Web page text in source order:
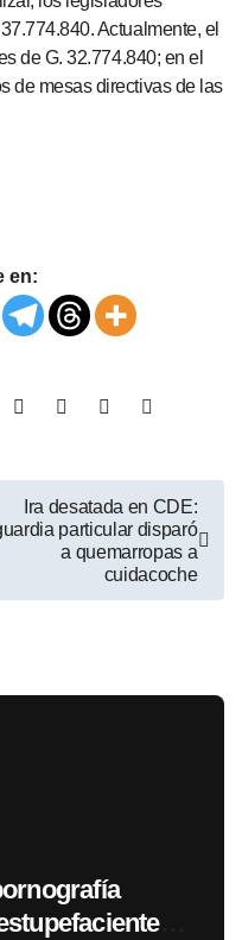
Actualmente, el
de G. 32.774.840; en el
de mesas directivas de las
en:
Ira desatada en CDE:
particular disparó
a quemarropas a
cuidacoche